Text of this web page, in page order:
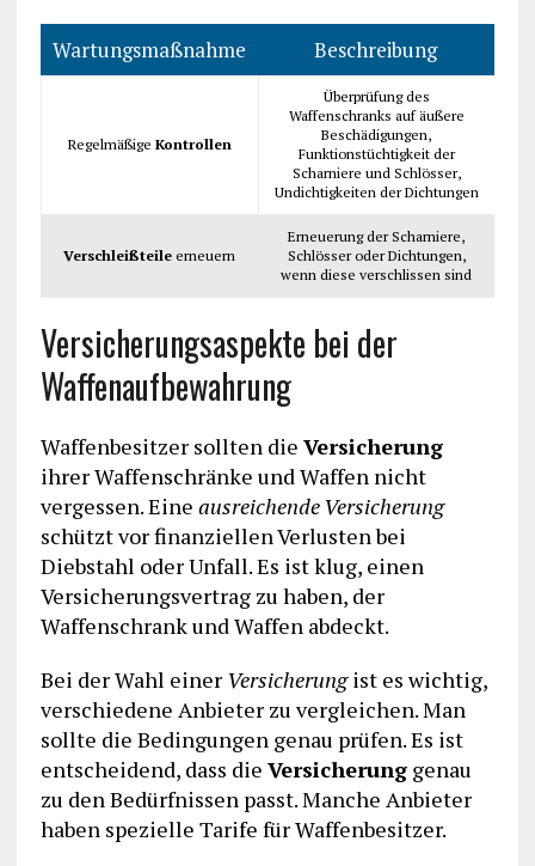
Wartungsmaßnahme Beschreibung
Regelmäßige Kontrollen
Überprüfung des
Waffenschranks auf äußere
Beschädigungen,
Funktionstüchtigkeit der
Scharniere und Schlösser,
Undichtigkeiten der Dichtungen
Verschleißteile erneuern
Erneuerung der Scharniere,
Schlösser oder Dichtungen,
wenn diese verschlissen sind
Versicherungsaspekte bei der
Waffenaufbewahrung
Waffenbesitzer sollten die Versicherung
ihrer Waffenschränke und Waffen nicht
vergessen. Eine ausreichende Versicherung
schützt vor finanziellen Verlusten bei
Diebstahl oder Unfall. Es ist klug, einen
Versicherungsvertrag zu haben, der
Waffenschrank und Waffen abdeckt.
Bei der Wahl einer Versicherungist es wichtig,
verschiedene Anbieter zu vergleichen. Man
sollte die Bedingungen genau prüfen. Es ist
entscheidend, dass die Versicherunggenau
zu den Bedürfnissen passt. Manche Anbieter
haben spezielle Tarife für Waffenbesitzer.